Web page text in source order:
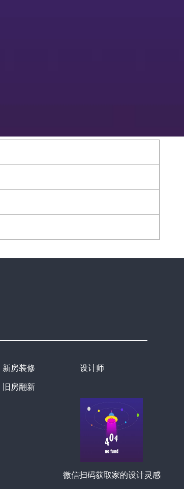
新房装修
旧房翻新
设计师
微信扫码获取家的设计灵感